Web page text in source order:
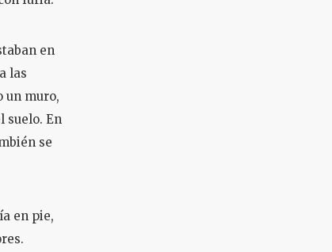
en
las
un muro,
suelo. En
se
en pie,